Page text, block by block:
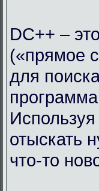
DC++ –
(«прямое
для
отыскать
что-то